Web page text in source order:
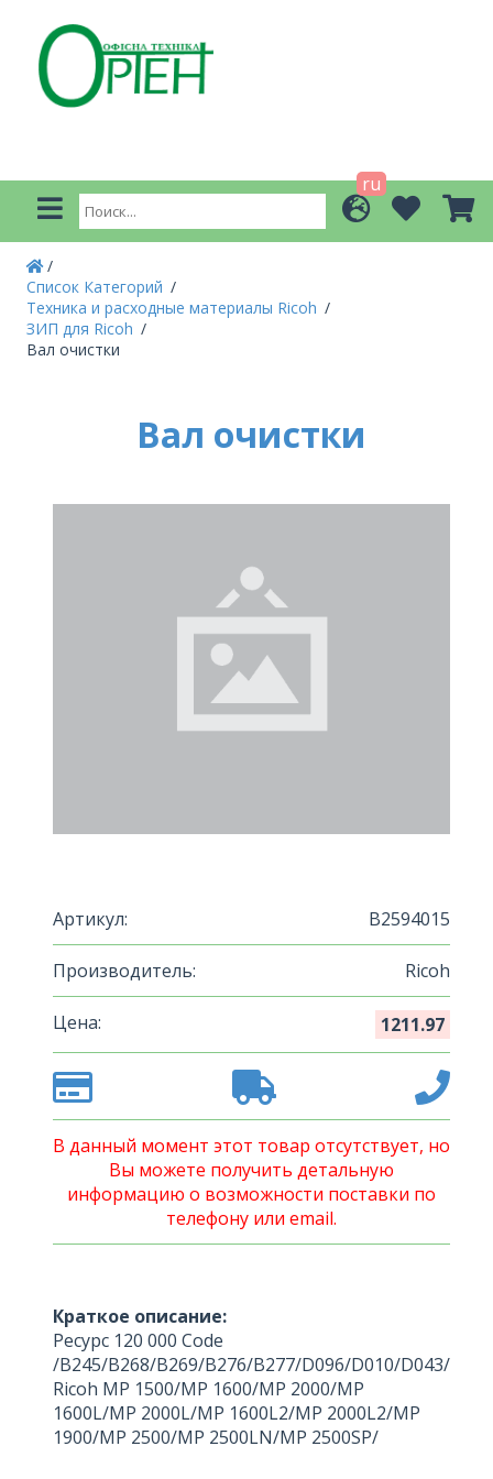
ru
Список Категорий
Техника и расходные материалы Ricoh
ЗИП для Ricoh
Вал очистки
Вал очистки
Артикул: B2594015
Производитель: Ricoh
Цена: 1211.97
В данный момент этот товар отсутствует, но
Вы можете получить детальную
информацию о возможности поставки по
телефону или email.
Краткое описание:
Ресурс 120 000 Code
/B245/B268/B269/B276/B277/D096/D010/D043/
Ricoh MP 1500/MP 1600/MP 2000/MP
1600L/MP 2000L/MP 1600L2/MP 2000L2/MP
1900/MP 2500/MP 2500LN/MP 2500SP/